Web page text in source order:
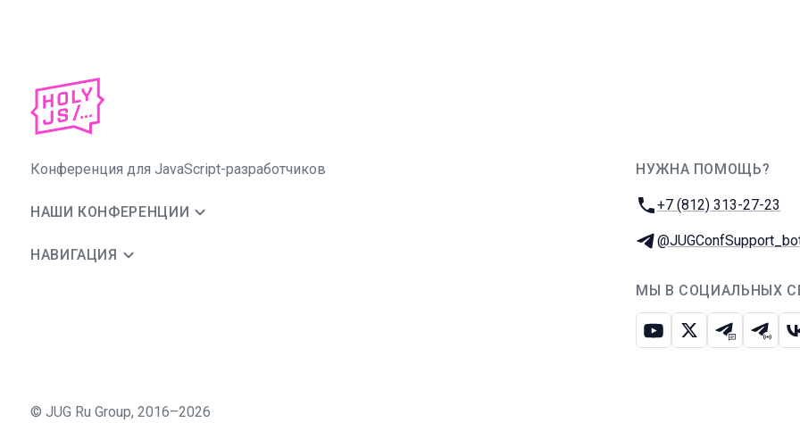
Конференция для JavaScript-разработчиков
НАШИ КОНФЕРЕНЦИИ
НАВИГАЦИЯ
НУЖНА ПОМОЩЬ?
Телефон:
+7 (812) 313-27-23
Телеграм:
МЫ В СОЦИАЛЬНЫХ
ЮтубИкс Телеграм-
© JUG Ru Group, 2016–2026